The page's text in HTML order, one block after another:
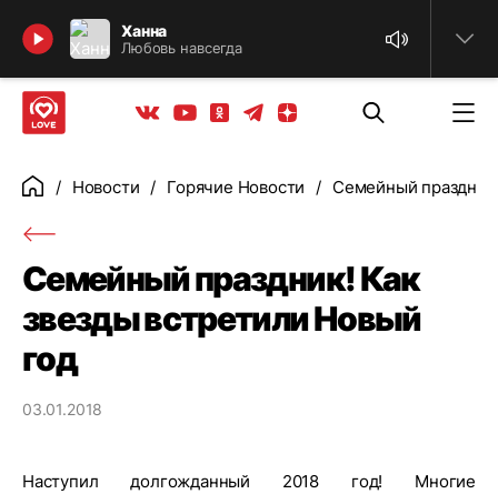
Ханна
Любовь навсегда
Найти
Вконтакте
YoutubeОдноклассники
ТелеграмЯндекс дзен
ГлавнаяНовости Горячие Новости Семейный
Семейный праздник! Как
звезды встретили Новый
год
03.01.2018
Наступил долгожданный 2018 год! Многие